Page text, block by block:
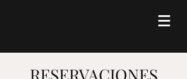
RESERVACIONES